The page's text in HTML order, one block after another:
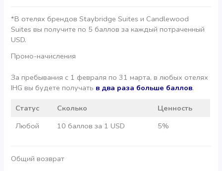
*В отелях брендов Staybridge Suites и Candlewood
Suites вы получите по 5 баллов за каждый потраченный
USD.
Промо-начисления
За пребывания с 1 февраля по 31 марта, в любых отелях
IHG вы будете получать в два раза больше баллов.
Статус Сколько
Ценность
Любой
10 баллов за 1 USD 5%
Общий возврат